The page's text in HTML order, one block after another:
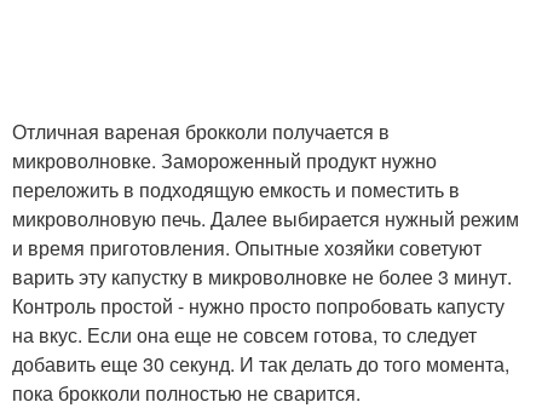
Отличная вареная брокколи получается в
микроволновке. Замороженный продукт нужно
переложить в подходящую емкость и поместить в
микроволновую печь. Далее выбирается нужный режим
и время приготовления. Опытные хозяйки советуют
варить эту капустку в микроволновке не более 3 минут.
Контроль простой - нужно просто попробовать капусту
на вкус. Если она еще не совсем готова, то следует
добавить еще 30 секунд. И так делать до того момента,
пока брокколи полностью не сварится.